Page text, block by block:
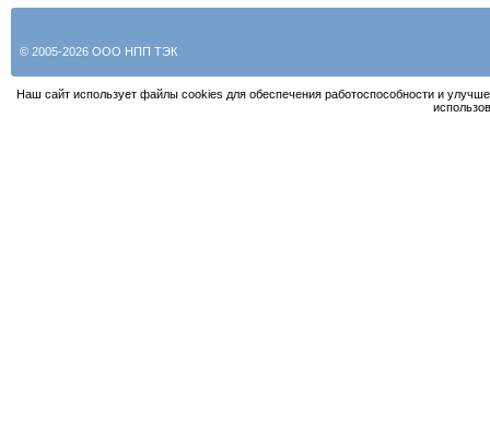
© 2005-2026 ООО НПП ТЭК
Наш сайт использует файлы cookies для обеспечения работоспособности и